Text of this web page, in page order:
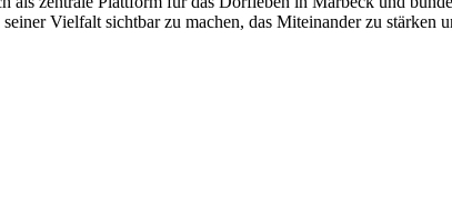
Vielfalt sichtbar zu machen, das Miteinander zu stärken